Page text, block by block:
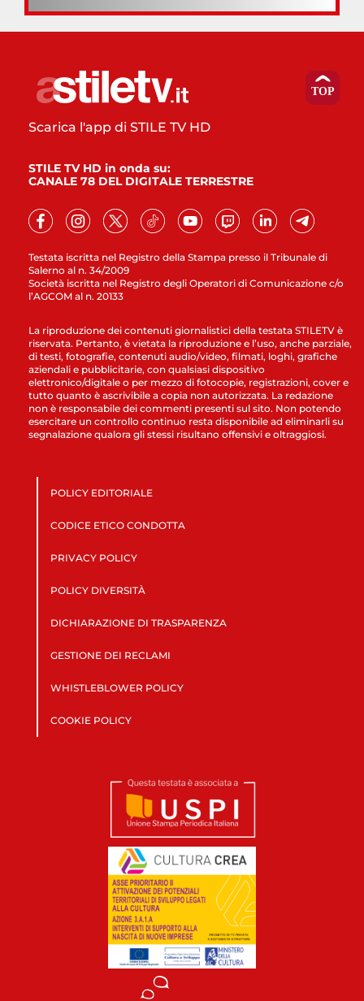
Testata iscritta nel Registro della Stampa presso il Tribunale di
Salerno al n. 34/2009
Società iscritta nel Registro degli Operatori di Comunicazione c/o
l’AGCOM al n. 20133
Scarica l'app di STILE TV HD
STILE TV HD in onda su:
CANALE 78 DEL DIGITALE TERRESTRE
La riproduzione dei contenuti giornalistici della testata STILETV è
riservata. Pertanto, è vietata la riproduzione e l’uso, anche parziale,
di testi, fotografie, contenuti audio/video, filmati, loghi, grafiche
aziendali e pubblicitarie, con qualsiasi dispositivo
elettronico/digitale o per mezzo di fotocopie, registrazioni, cover e
tutto quanto è ascrivibile a copia non autorizzata. La redazione
non è responsabile dei commenti presenti sul sito. Non potendo
esercitare un controllo continuo resta disponibile ad eliminarli su
segnalazione qualora gli stessi risultano offensivi e oltraggiosi.
POLICY EDITORIALE
CODICE ETICO CONDOTTA
PRIVACY POLICY
POLICY DIVERSITÀ
DICHIARAZIONE DI TRASPARENZA
GESTIONE DEI RECLAMI
WHISTLEBLOWER POLICY
COOKIE POLICY